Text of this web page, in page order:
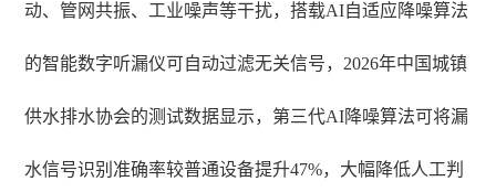
动、管网共振、工业噪声等干扰，搭载AI自适应降噪算法
的智能数字听漏仪可自动过滤无关信号，2026年中国城镇
供水排水协会的测试数据显示，第三代AI降噪算法可将漏
水信号识别准确率较普通设备提升47%，大幅降低人工判